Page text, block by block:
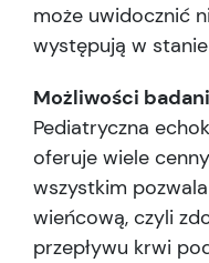
może uwidocznić
występują w
Możliwości
Pediatryczna
oferuje wiele
wszystkim
wieńcową, czyli
przepływu krwi